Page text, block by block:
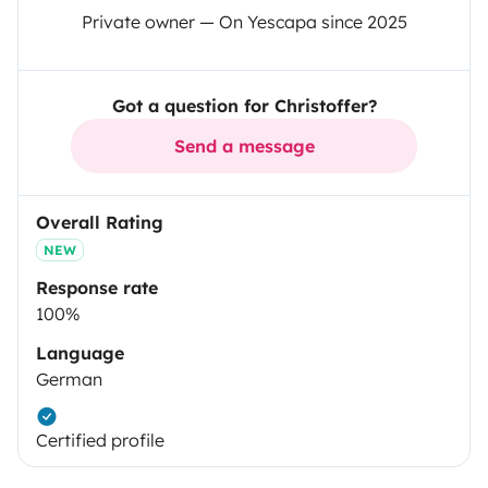
Private owner — On Yescapa since 2025
Got a question for Christoffer?
Send a message
Overall Rating
NEW
Response rate
100%
Language
German
Certified profile